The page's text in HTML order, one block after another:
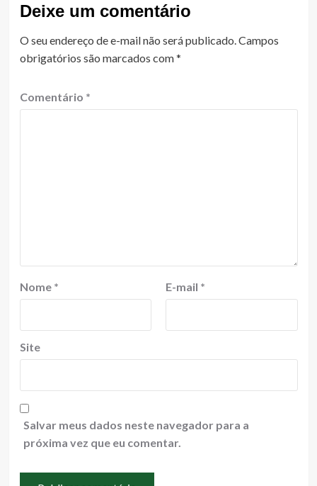
Deixe um comentário
O seu endereço de e-mail não será publicado.Campos
obrigatórios são marcados com*
Comentário *
Nome * E-mail *
Site
Salvar meus dados neste navegador para a
próxima vez que eu comentar.